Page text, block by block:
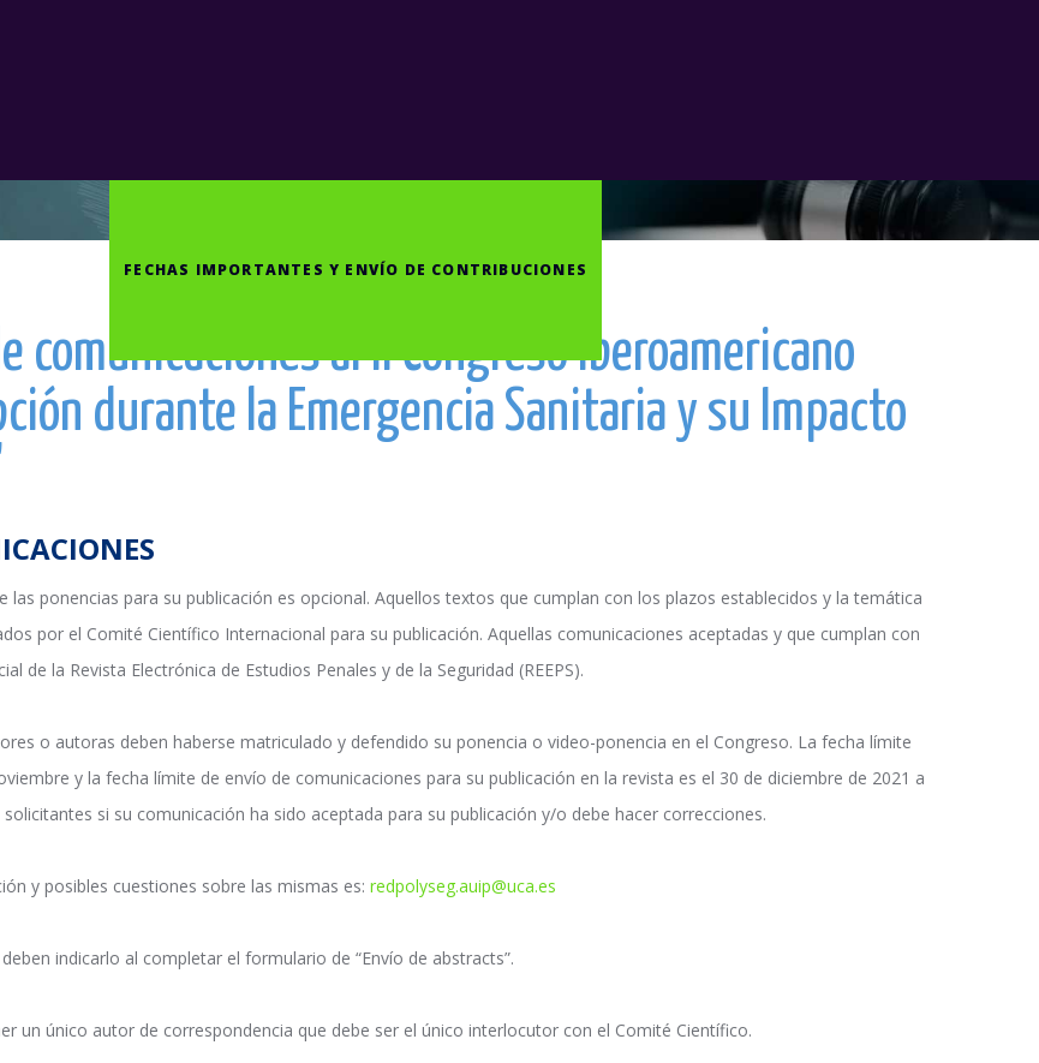
FECHAS IMPORTANTES Y ENVÍO DE CONTRIBUCIONES
comunicaciones al II Congreso Iberoamericano
durante la Emergencia Sanitaria y su Impacto
ponencias para su publicación es opcional. Aquellos textos que cumplan con los plazos establecidos y la temática
por el Comité Científico Internacional para su publicación. Aquellas comunicaciones aceptadas y que cumplan con
de la Revista Electrónica de Estudios Penales y de la Seguridad (REEPS).
o autoras deben haberse matriculado y defendido su ponencia o video-ponencia en el Congreso. La fecha límite
y la fecha límite de envío de comunicaciones para su publicación en la revista es el 30 de diciembre de 2021 a
si su comunicación ha sido aceptada para su publicación y/o debe hacer correcciones.
y posibles cuestiones sobre las mismas es: redpolyseg.auip@uca.es
indicarlo al completar el formulario de “Envío de abstracts”.
un único autor de correspondencia que debe ser el único interlocutor con el Comité Científico.